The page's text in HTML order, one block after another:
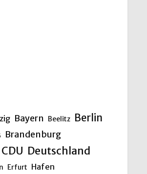
Bayern Beelitz Berlin
Brandenburg
CDU Deutschland
Erfurt Hafen